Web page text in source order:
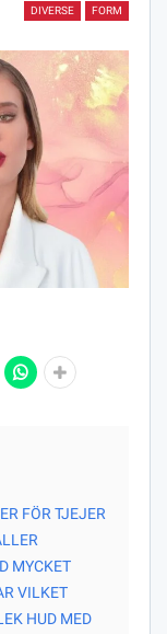
DIVERSE FORM
FÖR TJEJER
MYCKET
VILKET
HUD MED